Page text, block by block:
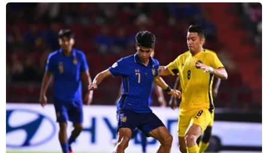
Hiện trường vụ hỏa hoạn. (Nguồn: Reuters)
Theo hãng tin Pháp AFP, đã có ít nhất 41 người
thiệt mạng trong một vụ hỏa hoạn kinh hoàng
xảy ra trong đêm 20/2 rạng sáng 21/2, thiêu rụi
một tòa nhà chung cư tại thủ đô Dhaka của
Bangladesh.
Giới chức cứu hỏa sở tại cho biết lực lượng cứu